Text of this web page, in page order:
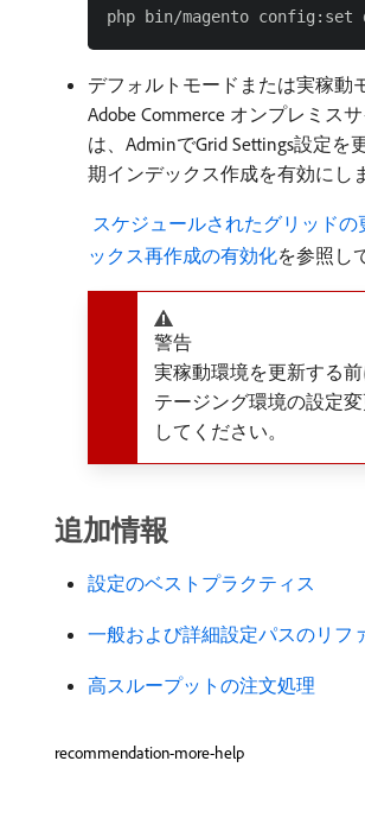
デフォルトモードまたは実稼動
Adobe Commerce オンプレミス
は、AdminでGrid Settings設定を
期インデックス作成を有効にし
スケジュールされたグリッド
ックス再作成の有効化を参照し
警告
実稼動環境を更新する
テージング環境の設定
してください。
追加情報
設定のベストプラクティス
一般および詳細設定パスのリフ
高スループットの注文処理
recommendation-more-help